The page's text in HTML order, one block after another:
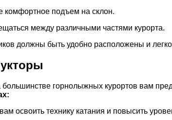
подъем на склон.
между различными частями курорта.
должны быть удобно расположены и
горнолыжных курортов вам
освоить технику катания и повысить